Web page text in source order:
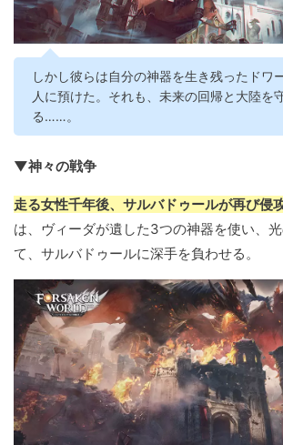
しかし彼らは自分の神器を生き残ったドワ
人に預けた。それも、未来の回帰と大陸を
る……。
▼神々の戦争
走る女性千年後、サルバドゥールが再び侵
は、ヴィーダが遺した3つの神器を使い、
て、サルバドゥールに深手を負わせる。